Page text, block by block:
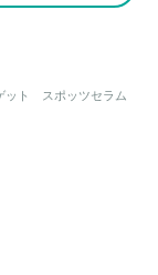
ット スポッツセラム